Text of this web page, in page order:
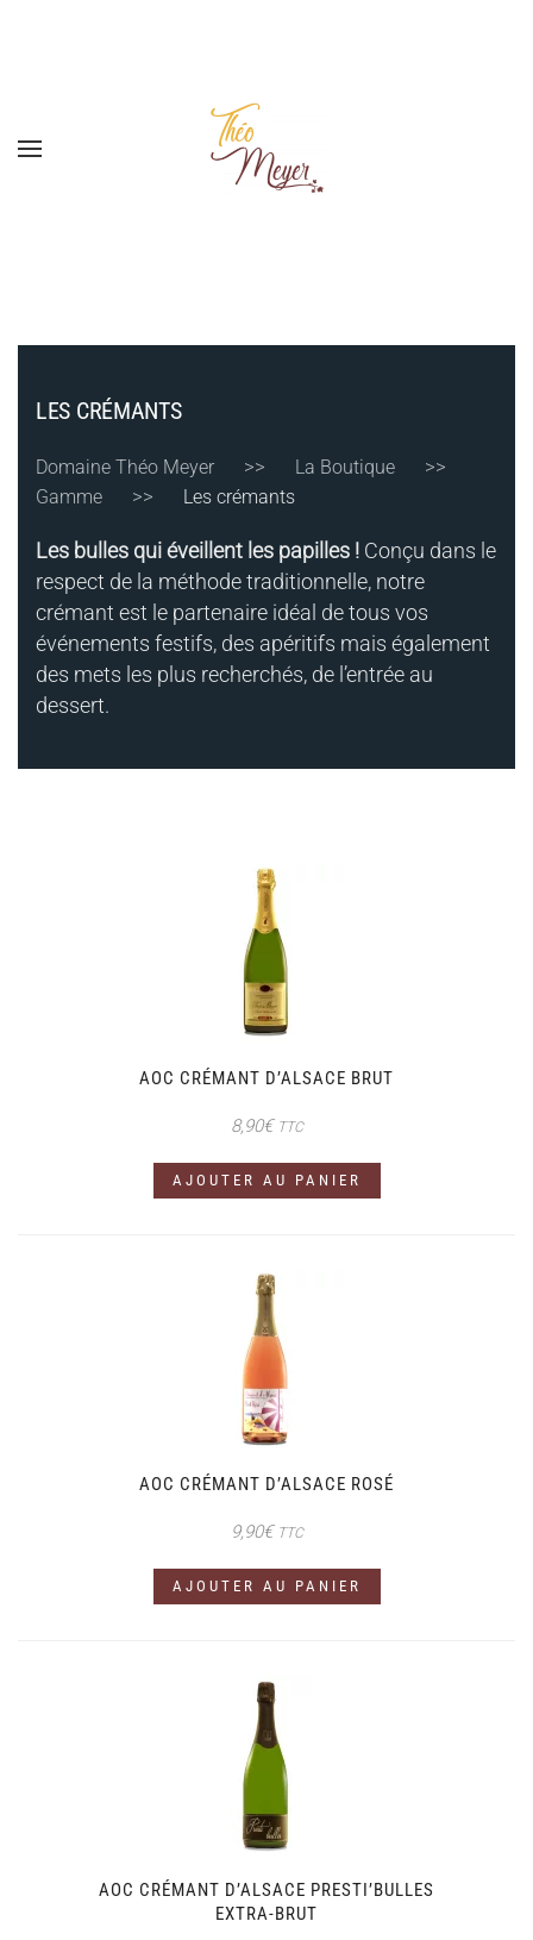
LES CRÉMANTS
Domaine Théo Meyer
La Boutique
Gamme
Les crémants
Les bulles qui éveillent les papilles ! Conçu dans le
respect de la méthode traditionnelle, notre
crémant est le partenaire idéal de tous vos
événements festifs, des apéritifs mais également
des mets les plus recherchés, de l’entrée au
dessert.
AOC CRÉMANT D’ALSACE BRUT
8,90€ TTC
AJOUTER AU PANIER
AOC CRÉMANT D’ALSACE ROSÉ
9,90€ TTC
AJOUTER AU PANIER
AOC CRÉMANT D’ALSACE PRESTI’BULLES
EXTRA-BRUT